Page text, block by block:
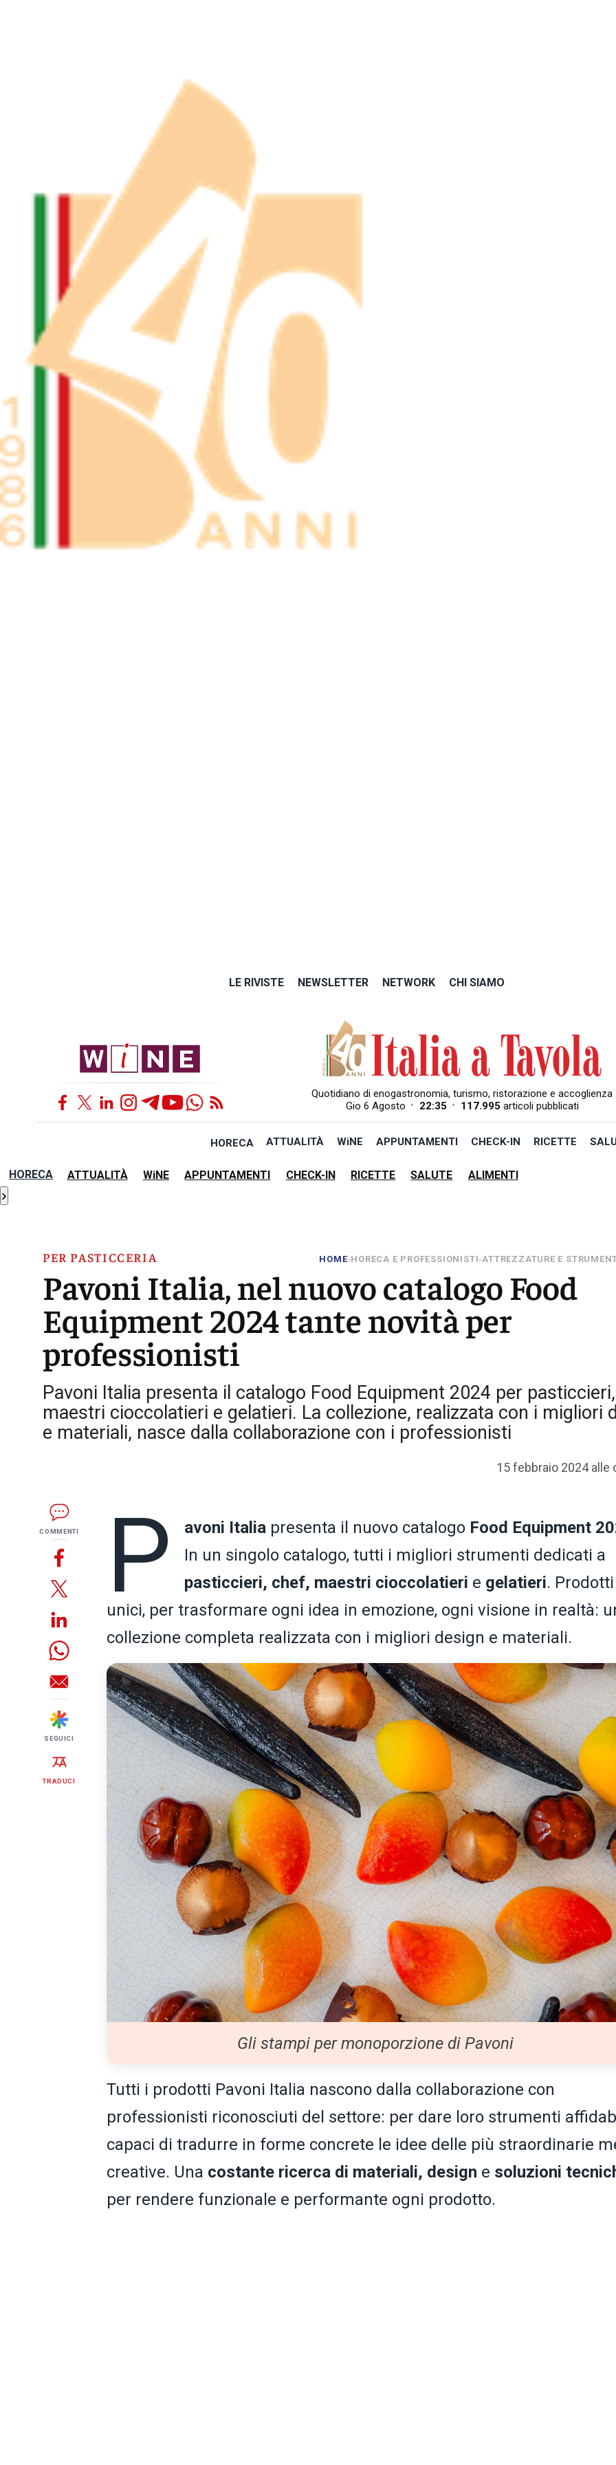
LE RIVISTE NEWSLETTER NETWORK CHI SIAMO
Quotidiano di enogastronomia, turismo, ristorazione e accoglienza
Gio 6 Agosto • 22:35 • 117.995 articoli pubblicati
HORECA ATTUALITÀ WiNE APPUNTAMENTI CHECK-IN RICETTE
HORECA ATTUALITÀ WiNE APPUNTAMENTI CHECK-IN RICETTE SALUTE ALIMENTI
›
PER PASTICCERIA HOME»HORECA E PROFESSIONISTI»ATTREZZATURE E
Pavoni Italia, nel nuovo catalogo Food
Equipment 2024 tante novità per
professionisti
Pavoni Italia presenta il catalogo Food Equipment 2024 per
maestri cioccolatieri e gelatieri. La collezione, realizzata con i migliori
e materiali, nasce dalla collaborazione con i professionisti
15 febbraio 2024 alle
COMMENTI
SEGUICI
TRADUCI
P avoni Italia presenta il nuovo catalogo Food Equipment
In un singolo catalogo, tutti i migliori strumenti dedicati a
pasticcieri, chef, maestri cioccolatieri e gelatieri. Prodotti
unici, per trasformare ogni idea in emozione, ogni visione in realtà:
collezione completa realizzata con i migliori design e materiali.
Gli stampi per monoporzione di Pavoni
Tutti i prodotti Pavoni Italia nascono dalla collaborazione con
professionisti riconosciuti del settore: per dare loro strumenti
capaci di tradurre in forme concrete le idee delle più straordinarie
creative. Una costante ricerca di materiali, design e soluzioni
per rendere funzionale e performante ogni prodotto.